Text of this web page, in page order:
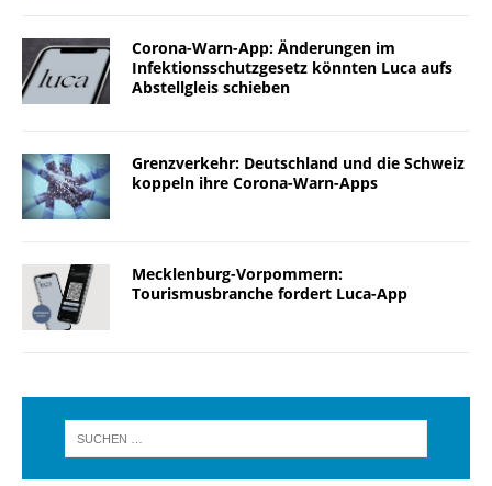
Corona-Warn-App: Änderungen im
Infektionsschutzgesetz könnten Luca aufs
Abstellgleis schieben
Grenzverkehr: Deutschland und die Schweiz
koppeln ihre Corona-Warn-Apps
Mecklenburg-Vorpommern:
Tourismusbranche fordert Luca-App